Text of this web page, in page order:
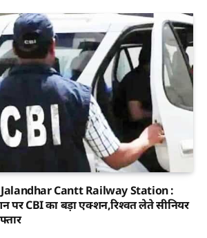
Cantt Railway Station :
पर CBI का बड़ा एक्शन,रिश्वत लेते सीनियर